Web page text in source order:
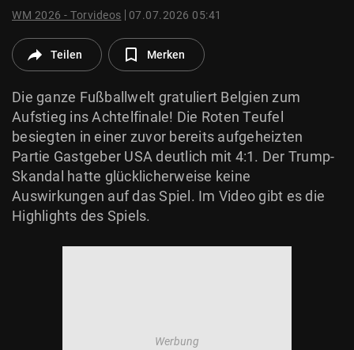
© Krone Multimedia GmbH & Co KG 2026
WM 2026 - Torvideos 07.07.2026 05:41
Teilen Merken
Die ganze Fußballwelt gratuliert Belgien zum
Aufstieg ins Achtelfinale! Die Roten Teufel
besiegten in einer zuvor bereits aufgeheizten
Partie Gastgeber USA deutlich mit 4:1. Der Trump-
Skandal hatte glücklicherweise keine
Auswirkungen auf das Spiel. Im Video gibt es die
Highlights des Spiels.